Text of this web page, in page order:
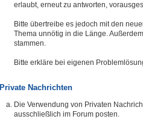
erlaubt, erneut zu antworten,
Bitte übertreibe es jedoch mit den
Thema unnötig in die Länge.
stammen.
Bitte erkläre bei eigenen
Private Nachrichten
Die Verwendung von Privaten
ausschließlich im Forum posten.